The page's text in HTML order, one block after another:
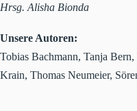
Hrsg. Alisha Bionda
Unsere Autoren:
Tobias Bachmann, Tanja
Krain, Thomas Neumeier,